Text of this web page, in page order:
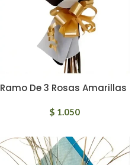
Ramo De 3 Rosas Amarillas
$ 1.050